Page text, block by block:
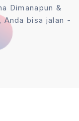
Dimanapun &
Anda bisa jalan -